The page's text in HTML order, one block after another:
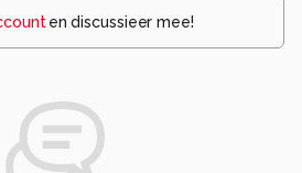
en discussieer mee!